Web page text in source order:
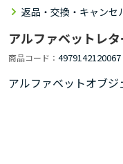
返品・交換・キャンセ
アルファベットレ
商品コード 4979142120067
アルファベットオブジ